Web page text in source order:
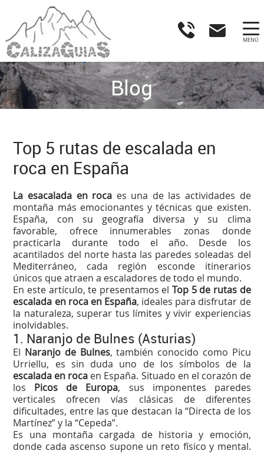
MENÚ
Blog
Top 5 rutas de escalada en
roca en España
La esacalada en roca es una de las actividades de
montaña más emocionantes y técnicas que existen.
España, con su geografía diversa y su clima
favorable, ofrece innumerables zonas donde
practicarla durante todo el año. Desde los
acantilados del norte hasta las paredes soleadas del
Mediterráneo, cada región esconde itinerarios
únicos que atraen a escaladores de todo el mundo.
En este artículo, te presentamos elTop 5 de rutas de
escalada en roca en España, ideales para disfrutar de
la naturaleza, superar tus límites y vivir experiencias
inolvidables.
1. Naranjo de Bulnes (Asturias)
El Naranjo de Bulnes, también conocido como Picu
Urriellu, es sin duda uno de los símbolos de la
escalada en roca en España. Situado en el corazón de
los Picos de Europa, sus imponentes paredes
verticales ofrecen vías clásicas de diferentes
dificultades, entre las que destacan la “Directa de los
Martínez” y la “Cepeda”.
Es una montaña cargada de historia y emoción,
donde cada ascenso supone un reto físico y mental.